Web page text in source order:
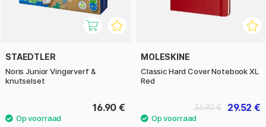
STAEDTLER
Noris Junior Vingerverf &
knutselset
16.90 €
MOLESKINE
Classic Hard Cover Notebook XL
Red
29.52 €
36.90 €